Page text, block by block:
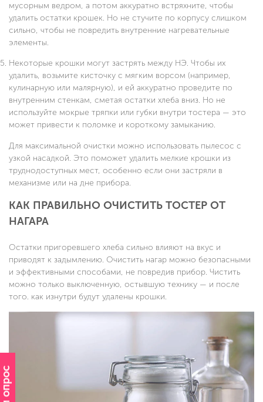
мусорным ведром, а потом аккуратно встряхните, чтобы
удалить остатки крошек. Но не стучите по корпусу слишком
сильно, чтобы не повредить внутренние нагревательные
элементы.
Некоторые крошки могут застрять между НЭ. Чтобы их
удалить, возьмите кисточку с мягким ворсом (например,
кулинарную или малярную), и ей аккуратно проведите по
внутренним стенкам, сметая остатки хлеба вниз. Но не
используйте мокрые тряпки или губки внутри тостера — это
может привести к поломке и короткому замыканию.
Для максимальной очистки можно использовать пылесос с
узкой насадкой. Это поможет удалить мелкие крошки из
труднодоступных мест, особенно если они застряли в
механизме или на дне прибора.
КАК ПРАВИЛЬНО ОЧИСТИТЬ ТОСТЕР ОТ
НАГАРА
Остатки пригоревшего хлеба сильно влияют на вкус и
приводят к задымлению. Очистить нагар можно безопасными
и эффективными способами, не повредив прибор. Чистить
можно только выключенную, остывшую технику — и после
того. как изнутри будут удалены крошки.